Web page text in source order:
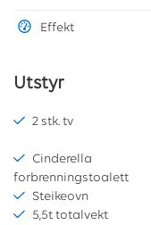
Effekt
Utstyr
2 stk. tv
Cinderella
forbrenningstoalett
Steikeovn
5,5t totalvekt